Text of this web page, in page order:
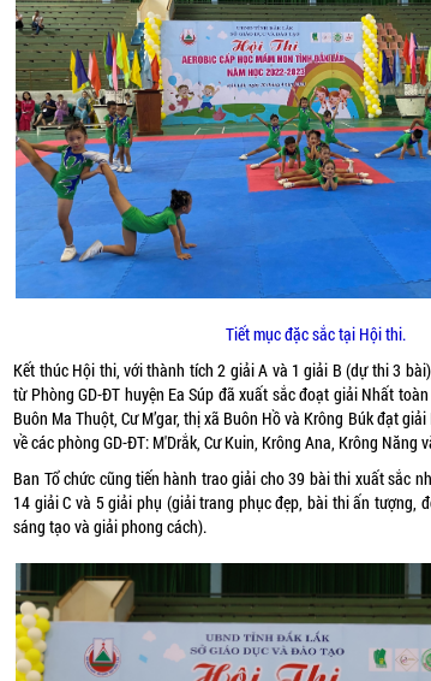
Tiết mục đặc sắc tại Hội thi.
Kết thúc Hội thi, với thành tích 2 giải A và 1 giải B (dự thi 3
từ Phòng GD-ĐT huyện Ea Súp đã xuất sắc đoạt giải Nhất toàn
Buôn Ma Thuột, Cư M’gar, thị xã Buôn Hồ và Krông Búk đạt
về các phòng GD-ĐT: M'Drắk, Cư Kuin, Krông Ana, Krông Năng
Ban Tổ chức cũng tiến hành trao giải cho 39 bài thi xuất sắc
14 giải C và 5 giải phụ (giải trang phục đẹp, bài thi ấn tượng,
sáng tạo và giải phong cách).